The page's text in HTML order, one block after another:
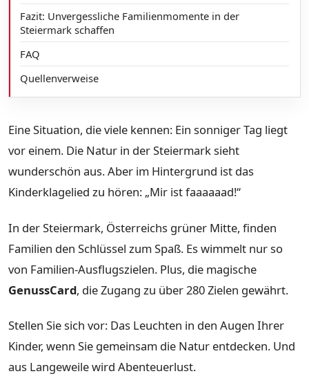
Fazit: Unvergessliche Familienmomente in der
Steiermark schaffen
FAQ
Quellenverweise
Eine Situation, die viele kennen: Ein sonniger Tag liegt
vor einem. Die Natur in der Steiermark sieht
wunderschön aus. Aber im Hintergrund ist das
Kinderklagelied zu hören: „Mir ist faaaaaad!“
In der Steiermark, Österreichs grüner Mitte, finden
Familien den Schlüssel zum Spaß. Es wimmelt nur so
von Familien-Ausflugszielen. Plus, die magische
GenussCard, die Zugang zu über 280 Zielen gewährt.
Stellen Sie sich vor: Das Leuchten in den Augen Ihrer
Kinder, wenn Sie gemeinsam die Natur entdecken. Und
aus Langeweile wird Abenteuerlust.